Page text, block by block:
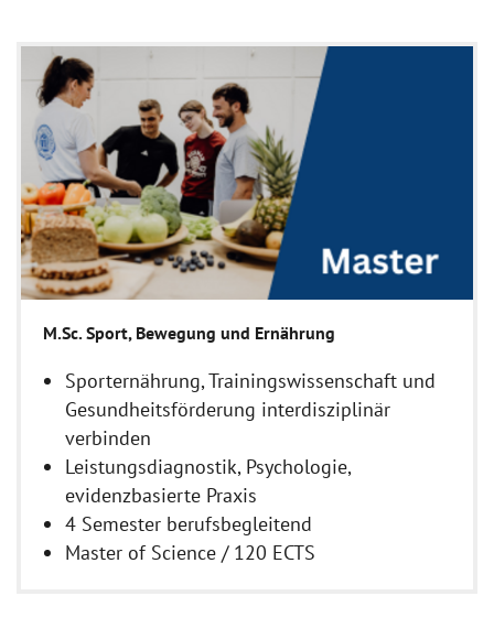
M.Sc. Sport, Bewegung und Ernährung
Sporternährung, Trainingswissenschaft und
Gesundheitsförderung interdisziplinär
verbinden
Leistungsdiagnostik, Psychologie,
evidenzbasierte Praxis
4 Semester berufsbegleitend
Master of Science / 120 ECTS